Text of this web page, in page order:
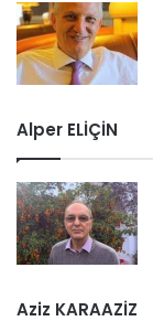
Alper ELİÇİN
Aziz KARAAZİZ